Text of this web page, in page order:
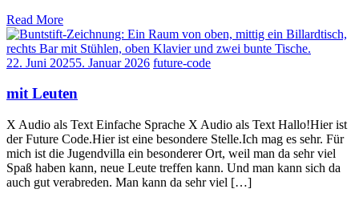
Read More
22. Juni 20255. Januar 2026 future-code
mit Leuten
X Audio als Text Einfache Sprache X Audio als Text Hallo!Hier ist
der Future Code.Hier ist eine besondere Stelle.Ich mag es sehr. Für
mich ist die Jugendvilla ein besonderer Ort, weil man da sehr viel
Spaß haben kann, neue Leute treffen kann. Und man kann sich da
auch gut verabreden. Man kann da sehr viel […]